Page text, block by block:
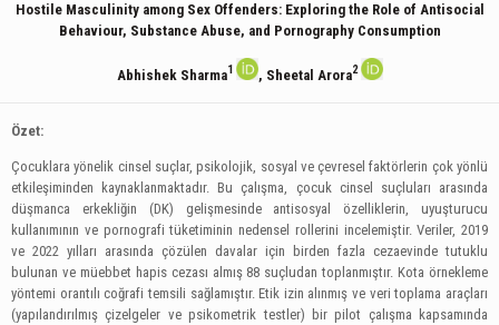
Hostile Masculinity among Sex Offenders: Exploring the Role of Antisocial
Behaviour, Substance Abuse, and Pornography Consumption
Abhishek Sharma1 , Sheetal Arora2
Özet:
Çocuklara yönelik cinsel suçlar, psikolojik, sosyal ve çevresel faktörlerin çok yönlü
etkileşiminden kaynaklanmaktadır. Bu çalışma, çocuk cinsel suçluları arasında
düşmanca erkekliğin (DK) gelişmesinde antisosyal özelliklerin, uyuşturucu
kullanımının ve pornografi tüketiminin nedensel rollerini incelemiştir. Veriler, 2019
ve 2022 yılları arasında çözülen davalar için birden fazla cezaevinde tutuklu
bulunan ve müebbet hapis cezası almış 88 suçludan toplanmıştır. Kota örnekleme
yöntemi orantılı coğrafi temsili sağlamıştır. Etik izin alınmış ve veri toplama araçları
(yapılandırılmış çizelgeler ve psikometrik testler) bir pilot çalışma kapsamında